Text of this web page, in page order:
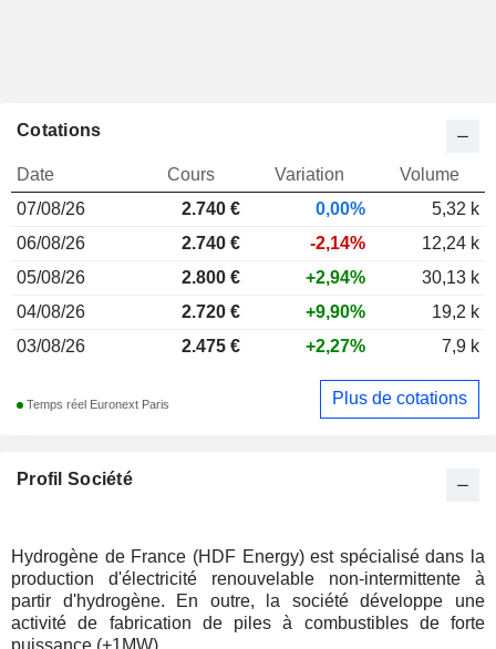
Profil Société
Hydrogène de France (HDF Energy) est spécialisé dans la
production d'électricité renouvelable non-intermittente à
partir d'hydrogène. En outre, la société développe une
activité de fabrication de piles à combustibles de forte
puissance (+1MW).
Cotations
Date Cours Variation
Volume
07/08/26
2.740 € 0,00%
5,32 k
06/08/26
2.740 € -2,14%
12,24 k
05/08/26
2.800 € +2,94%
30,13 k
04/08/26
2.720 € +9,90%
19,2 k
03/08/26
2.475 € +2,27% 7,9 k
Temps réel Euronext Paris Plus de cotations